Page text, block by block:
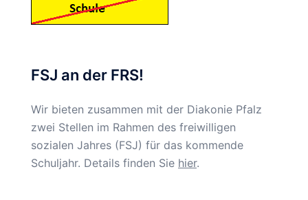
FSJ an der FRS!
Wir bieten zusammen mit der Diakonie Pfalz
zwei Stellen im Rahmen des freiwilligen
sozialen Jahres (FSJ) für das kommende
Schuljahr. Details finden Sie hier.